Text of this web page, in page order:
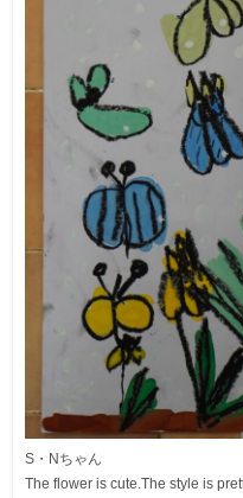
S・Nちゃん
The flower is cute.The style is